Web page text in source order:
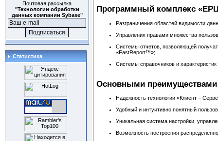
Почтовая рассылка
"Технологии обработки
данных компании Sybase"
Статистика
Программный комплекс
Разграничения областей видимости
Управления правами множества
Системы отчетов, позволяющей
«FastReport™»;
Системы справочников и
Основными
Надежность технологии «Клиент –
Удобный и интуитивно понятный
Уникальная система настройки,
Возможность построения